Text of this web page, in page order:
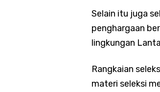
Selain itu juga
penghargaan
lingkungan
Rangkaian
materi seleksi